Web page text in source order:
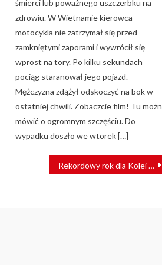
śmierci lub poważnego uszczerbku na
zdrowiu. W Wietnamie kierowca
motocykla nie zatrzymał się przed
zamkniętymi zaporami i wywrócił się
wprost na tory. Po kilku sekundach
pociąg staranował jego pojazd.
Mężczyzna zdążył odskoczyć na bok w
ostatniej chwili. Zobaczcie film! Tu
mówić o ogromnym szczęściu. Do
wypadku doszło we wtorek […]
Rekordowy rok dla Kolei Mazowieckich